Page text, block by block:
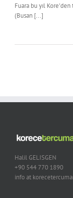
Fuara bu yıl
(Busan [...]
Halil GELISGEN
+90 544 770 1890
info at